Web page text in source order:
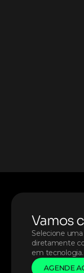
Vamos
Selecione
diretamente
em tecnologia.
AGENDE
AGENDE